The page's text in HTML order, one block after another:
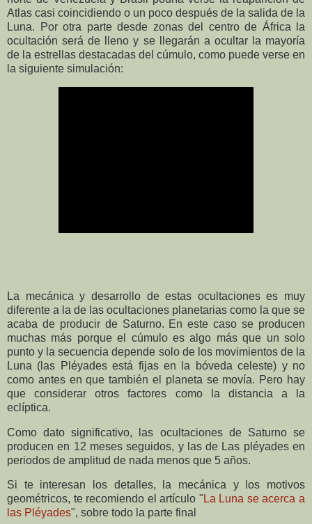
Atlas casi coincidiendo o un poco después de la salida de la
Luna. Por otra parte desde zonas del centro de África la
ocultación será de lleno y se llegarán a ocultar la mayoría
de la estrellas destacadas del cúmulo, como puede verse en
la siguiente simulación:
La mecánica y desarrollo de estas ocultaciones es muy
diferente a la de las ocultaciones planetarias como la que se
acaba de producir de Saturno. En este caso se producen
muchas más porque el cúmulo es algo más que un solo
punto y la secuencia depende solo de los movimientos de la
Luna (las Pléyades está fijas en la bóveda celeste) y no
como antes en que también el planeta se movía. Pero hay
que considerar otros factores como la distancia a la
eclíptica.
Como dato significativo, las ocultaciones de Saturno se
producen en 12 meses seguidos, y las de Las pléyades en
periodos de amplitud de nada menos que 5 años.
Si te interesan los detalles, la mecánica y los motivos
geométricos, te recomiendo el artículo "La Luna se acerca a
las Pléyades", sobre todo la parte final